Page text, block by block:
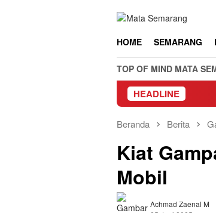
HOME SEMARANG
TOP OF MIND MATA
HEADLINE
Beranda Berita
Kiat
Mobil
Achmad Zaenal M